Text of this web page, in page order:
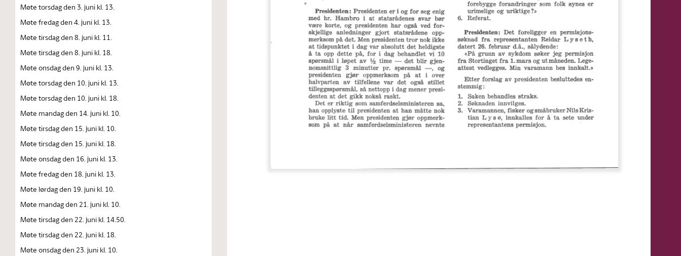
Møte torsdag den 3. juni kl. 13.
Møte fredag den 4. juni kl. 13.
Møte tirsdag den 8. juni kl. 11.
Møte tirsdag den 8. juni kl. 18.
Møte onsdag den 9. juni kl. 13.
Møte torsdag den 10. juni kl. 13.
Møte torsdag den 10. juni kl. 18.
Møte mandag den 14. juni kl. 10.
Møte tirsdag den 15. juni kl. 10.
Møte tirsdag den 15. juni kl. 18.
Møte onsdag den 16. juni kl. 13.
Møte fredag den 18. juni kl. 13.
Møte lørdag den 19. juni kl. 10.
Møte mandag den 21. juni kl. 10.
Møte tirsdag den 22. juni kl. 14.50.
Møte tirsdag den 22. juni kl. 18.
Møte onsdag den 23. juni kl. 10.